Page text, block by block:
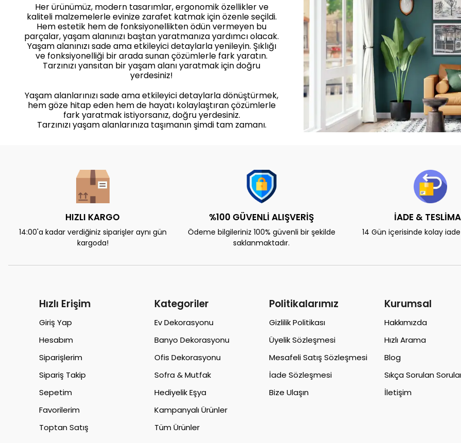
Her ürünümüz, modern tasarımlar, ergonomik özellikler ve
kaliteli malzemelerle evinize zarafet katmak için özenle seçildi.
Hem estetik hem de fonksiyonellikten ödün vermeyen bu
parçalar, yaşam alanınızı baştan yaratmanıza yardımcı olacak.
Yaşam alanınızı sade ama etkileyici detaylarla yenileyin. Şıklığı
ve fonksiyonelliği bir arada sunan çözümlerle fark yaratın.
Tarzınızı yansıtan bir yaşam alanı yaratmak için doğru
yerdesiniz!
Yaşam alanlarınızı sade ama etkileyici detaylarla dönüştürmek,
hem göze hitap eden hem de hayatı kolaylaştıran çözümlerle
fark yaratmak istiyorsanız, doğru yerdesiniz.
Tarzınızı yaşam alanlarınıza taşımanın şimdi tam zamanı.
HIZLI KARGO
14:00'a kadar verdiğiniz siparişler aynı gün
kargoda!
%100 GÜVENLİ ALIŞVERİŞ
Ödeme bilgileriniz 100% güvenli bir şekilde
saklanmaktadır.
İADE &
14 Gün içerisinde kolay
Hızlı Erişim
Giriş Yap
Hesabım
Siparişlerim
Sipariş Takip
Sepetim
Favorilerim
Toptan Satış
Kategoriler
Ev Dekorasyonu
Banyo Dekorasyonu
Ofis Dekorasyonu
Sofra & Mutfak
Hediyelik Eşya
Kampanyalı Ürünler
Tüm Ürünler
Politikalarımız
Gizlilik Politikası
Üyelik Sözleşmesi
Mesafeli Satış Sözleşmesi
İade Sözleşmesi
Bize Ulaşın
Kurumsal
Hakkımızda
Hızlı Arama
Blog
Sıkça Sorulan
İletişim